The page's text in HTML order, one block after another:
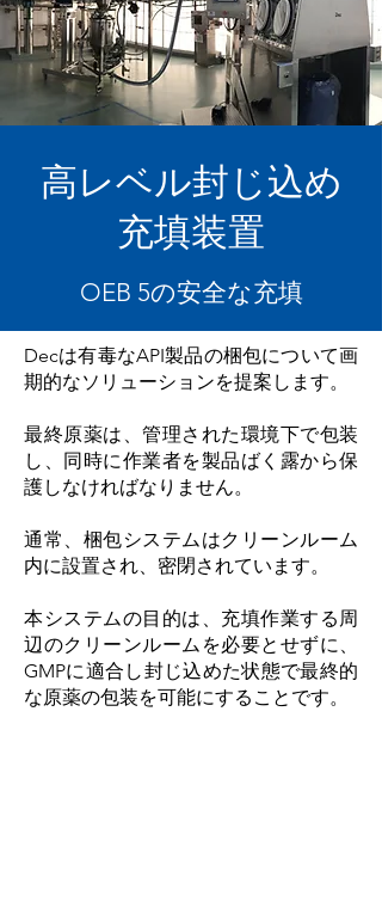
高レベル封じ込め
充填装置
OEB 5の安全な充填
Decは有毒なAPI製品の梱包について画
期的なソリューションを提案します。
最終原薬は、管理された環境下で包装
し、同時に作業者を製品ばく露から保
護しなければなりません。
通常、梱包システムはクリーンルーム
内に設置され、密閉されています。
本システムの目的は、充填作業する周
辺のクリーンルームを必要とせずに、
GMPに適合し封じ込めた状態で最終的
な原薬の包装を可能にすることです。